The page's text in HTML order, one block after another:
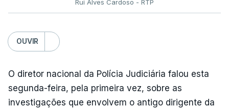
Rui Alves Cardoso - RTP
OUVIR
O diretor nacional da Polícia Judiciária falou esta
segunda-feira, pela primeira vez, sobre as
investigações que envolvem o antigo dirigente da